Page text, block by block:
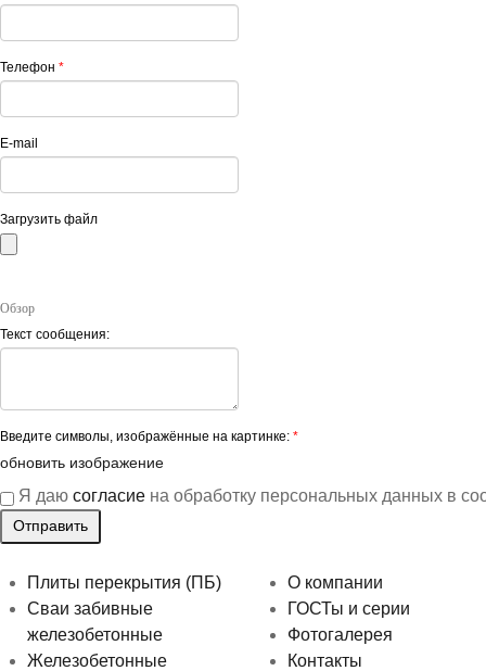
Телефон *
E-mail
Загрузить файл
Обзор
Текст сообщения:
Введите символы, изображённые на картинке: *
обновить изображение
Я даю согласие на обработку персональных данных в
Плиты перекрытия (ПБ)
Сваи забивные
железобетонные
Железобетонные
О компании
ГОСТы и серии
Фотогалерея
Контакты